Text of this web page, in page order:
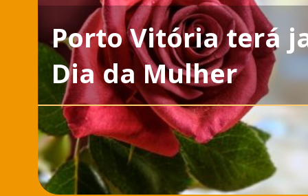
Porto Vitória terá
Dia da Mulher